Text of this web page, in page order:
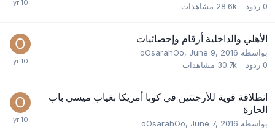
0 ردود 28.6k مشاهدات
الأهلي والداخلية أرقام وإحصائيات
بواسطه oOsarahOo ,June 9, 2016
0 ردود 30.7k مشاهدات
انطلاقة قوية للأرجنتين في كوبا أمريكا بغياب ميسي باب
الحارة
بواسطه oOsarahOo ,June 7, 2016